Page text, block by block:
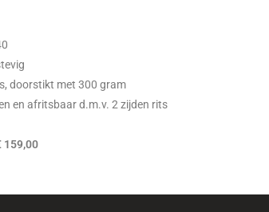
doorstikt met 300 gram
en afritsbaar d.m.v. 2 zijden rits
159,00